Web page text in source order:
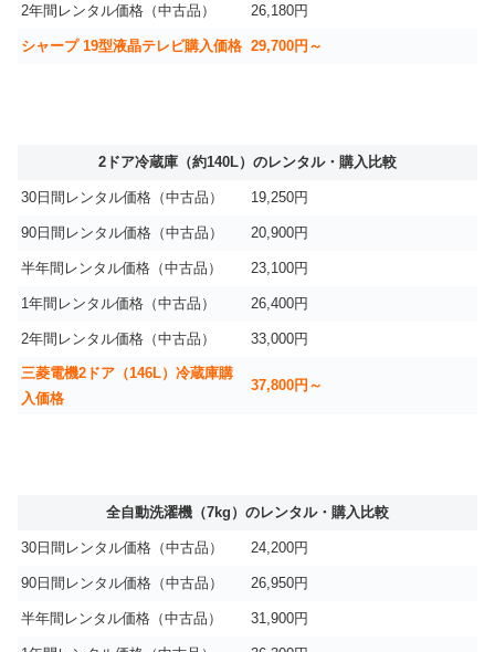
2年間レンタル価格（中古品） 26,180円
シャープ 19型液晶テレビ購入価格 29,700円～
2ドア冷蔵庫（約140L）のレンタル・購入比較
30日間レンタル価格（中古品） 19,250円
90日間レンタル価格（中古品） 20,900円
半年間レンタル価格（中古品） 23,100円
1年間レンタル価格（中古品） 26,400円
2年間レンタル価格（中古品） 33,000円
三菱電機2ドア（146L）冷蔵庫購
入価格
37,800円～
全自動洗濯機（7kg）のレンタル・購入比較
30日間レンタル価格（中古品） 24,200円
90日間レンタル価格（中古品） 26,950円
半年間レンタル価格（中古品） 31,900円